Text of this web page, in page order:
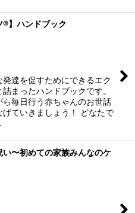
®】ハンドブック
達を促すためにできるエク
まったハンドブックです。
ら毎日行う赤ちゃんのお世話
げていきましょう！ どなたで
い〜初めての家族みんなのケ